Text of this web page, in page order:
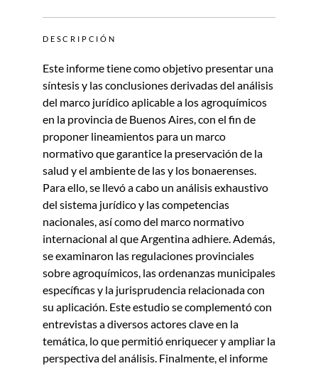
DESCRIPCIÓN
Este informe tiene como objetivo presentar una
síntesis y las conclusiones derivadas del análisis
del marco jurídico aplicable a los agroquímicos
en la provincia de Buenos Aires, con el fin de
proponer lineamientos para un marco
normativo que garantice la preservación de la
salud y el ambiente de las y los bonaerenses.
Para ello, se llevó a cabo un análisis exhaustivo
del sistema jurídico y las competencias
nacionales, así como del marco normativo
internacional al que Argentina adhiere. Además,
se examinaron las regulaciones provinciales
sobre agroquímicos, las ordenanzas municipales
específicas y la jurisprudencia relacionada con
su aplicación. Este estudio se complementó con
entrevistas a diversos actores clave en la
temática, lo que permitió enriquecer y ampliar la
perspectiva del análisis. Finalmente, el informe